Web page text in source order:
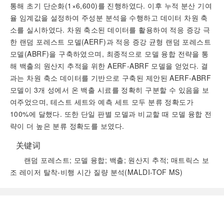
통해 초기 단순화(1×6,600)를 진행하였다. 이후 누적 분산 기여
율 임계값을 설정하여 주성분 분석을 수행하고 데이터 차원 축
소를 실시하였다. 차원 축소된 데이터를 활용하여 적응 증강 극
한 랜덤 포레스트 모델(AERF)과 적응 증강 균형 랜덤 포레스트
모델(ABRF)을 구축하였으며, 최종적으로 모델 융합 전략을 통
해 백출의 원산지 추적을 위한 AERF-ABRF 모델을 얻었다. 결
과는 차원 축소 데이터를 기반으로 구축된 제안된 AERF-ABRF
모델이 3개 성에서 온 백출 시료를 정확히 구분할 수 있음을 보
여주었으며, 테스트 세트와 예측 세트 모두 분류 정확도가
100%에 달했다. 또한 단일 판별 모델과 비교할 때 모델 융합 전
략이 더 높은 분류 정확도를 보였다.
关键词
랜덤 포레스트; 모델 융합; 백출; 원산지 추적; 매트릭스 보
조 레이저 탈착-비행 시간 질량 분석(MALDI-TOF MS)